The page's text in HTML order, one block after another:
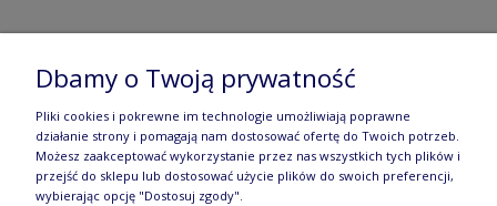
Miska ø 9,6 cm V 0,12 L GU1384DEK37 Ceramika
59,90 zł
DO KOSZYKA
Dbamy o Twoją prywatność
Pliki cookies i pokrewne im technologie umożliwiają poprawne
działanie strony i pomagają nam dostosować ofertę do Twoich potrzeb.
Możesz zaakceptować wykorzystanie przez nas wszystkich tych plików i
przejść do sklepu lub dostosować użycie plików do swoich preferencji,
wybierając opcję "Dostosuj zgody".